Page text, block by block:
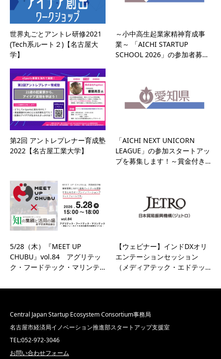
世界丸ごとアントレ研修2021
(Tech系ルート２)【名古屋大
学】
～小中高生起業家精神育成事
業～ 「AICHI STARTUP
SCHOOL 2026」の参加者募…
第2回 アントレプレナー育成塾
2022【名古屋工業大学】
「AICHI NEXT UNICORN
LEAGUE」の参加スタートアッ
プを募集します！～賞金付き…
5/28（木）『MEET UP
CHUBU』vol.84 アグリテッ
ク・フードテック・マリンテ…
【ウェビナー】インドDXオリ
エンテーションセッション
（メディアテック・エドテッ…
Central Japan Startup Ecosystem Consortium事務局
名古屋市経済局イノベーション推進部スタートアップ支援室
TEL:052-972-3046
お問い合わせフォーム